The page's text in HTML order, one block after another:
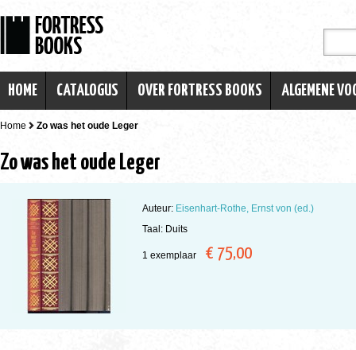
HOME CATALOGUS OVER FORTRESS BOOKS ALGEMENE
Home Zo was het oude Leger
Zo was het oude Leger
Auteur: Eisenhart-Rothe, Ernst von (ed.)
Taal: Duits
1 exemplaar € 75,00